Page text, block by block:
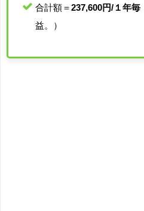
合計額＝ 237,600円/１年毎
益。）